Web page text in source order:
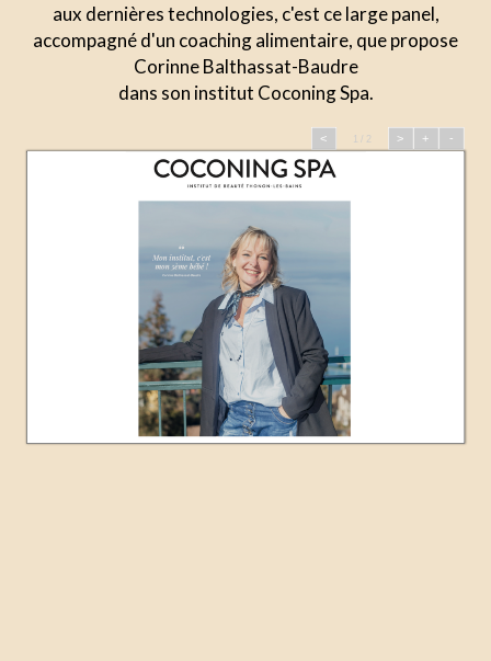
aux dernières technologies, c'est ce large panel,
accompagné d'un coaching alimentaire, que propose
Corinne Balthassat-Baudre
dans son institut Coconing Spa.
< 1 / 2 > + -